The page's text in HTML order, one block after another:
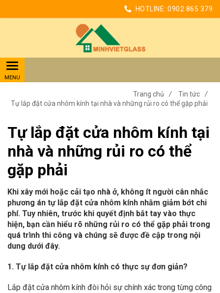
HOTLINE: 0902 865 379
Trang chủ / Tin tức
/
Tự lắp đặt cửa nhôm kính tại nhà và những rủi ro có thể gặp phải
Tự lắp đặt cửa nhôm kính tại
nhà và những rủi ro có thể
gặp phải
Khi xây mới hoặc cải tạo nhà ở, không ít người cân nhắc
phương án tự lắp đặt cửa nhôm kính nhằm giảm bớt chi
phí. Tuy nhiên, trước khi quyết định bắt tay vào thực
hiện, bạn cần hiểu rõ những rủi ro có thể gặp phải trong
quá trình thi công và chúng sẽ được đề cập trong nội
dung dưới đây.
1. Tự lắp đặt cửa nhôm kính có thực sự đơn giản?
Lắp đặt cửa nhôm kính đòi hỏi sự chính xác trong từng công